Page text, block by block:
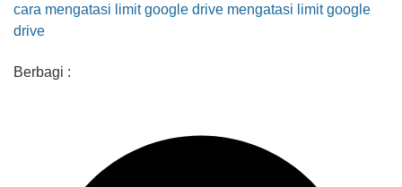
cara mengatasi limit google drive mengatasi limit google
drive
Berbagi :